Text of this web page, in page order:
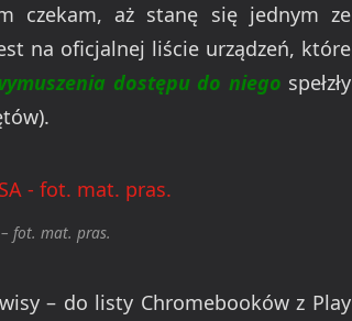
czekam, aż stanę się jednym ze
na oficjalnej liście urządzeń, które
dostępu do niego spełzły
fot. mat. pras.
– do listy Chromebooków z Play